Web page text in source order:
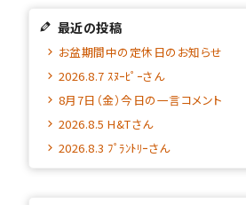
最近の投稿
お盆期間中の定休日のお知らせ
2026.8.7 ｽﾇｰﾋﾟｰさん
8月7日（金）今日の一言コメント
2026.8.5 H&Tさん
2026.8.3 ﾌﾟﾗﾝﾄﾘｰさん